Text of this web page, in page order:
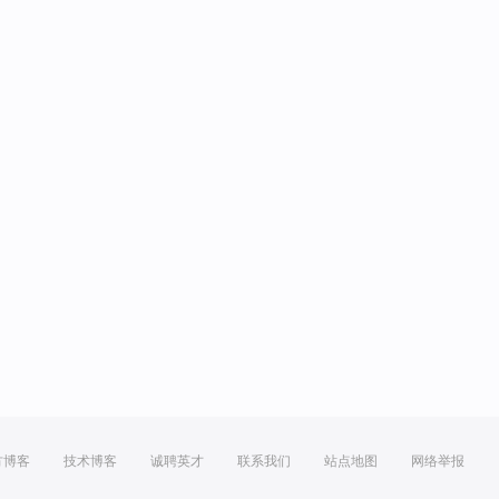
博客 技术博客 诚聘英才 联系我们 站点地图 网络举报